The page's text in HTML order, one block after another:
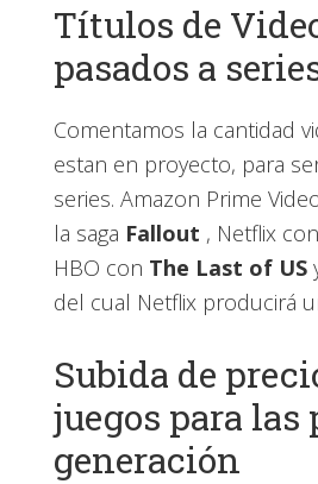
Títulos de
pasados a
Comentamos la cantidad
estan en proyecto, para
series. Amazon Prime
la saga ​ Fallout ​, Netflix con ​
HBO con The Last of US
del cual Netflix producirá
Subida de
juegos para
generación